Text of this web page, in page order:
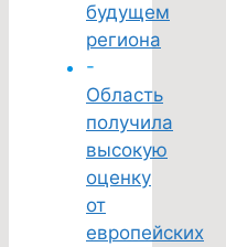
будущем
региона
-
Область
получила
высокую
оценку
от
европейских